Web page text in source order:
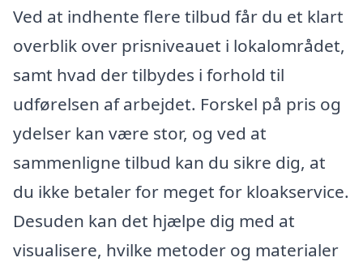
Ved at indhente flere tilbud får du et klart
overblik over prisniveauet i lokalområdet,
samt hvad der tilbydes i forhold til
udførelsen af arbejdet. Forskel på pris og
ydelser kan være stor, og ved at
sammenligne tilbud kan du sikre dig, at
du ikke betaler for meget for kloakservice.
Desuden kan det hjælpe dig med at
visualisere, hvilke metoder og materialer